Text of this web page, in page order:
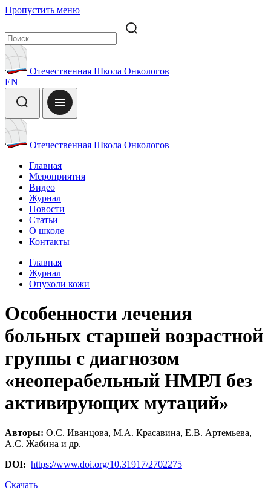
Пропустить меню
Отечественная Школа Онкологов
EN
Отечественная Школа Онкологов
Главная
Мероприятия
Видео
Журнал
Новости
Статьи
О школе
Контакты
Главная
Журнал
Опухоли кожи
Особенности лечения
больных старшей возрастной
группы с диагнозом
«неоперабельный НМРЛ без
активирующих мутаций»
Авторы: О.С. Иванцова, М.А. Красавина, Е.В. Артемьева,
А.С. Жабина и др.
DOI: https://www.doi.org/10.31917/2702275
Скачать